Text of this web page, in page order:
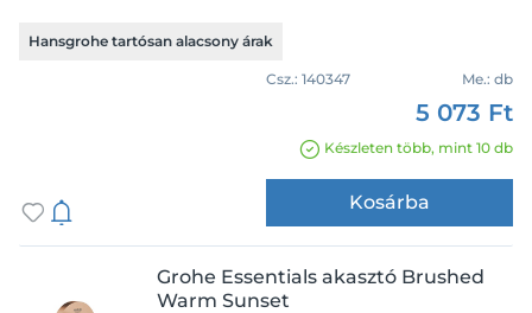
Hansgrohe tartósan alacsony árak
Csz.: 140347 Me.: db
5 073 Ft
Készleten több, mint 10 db
Kosárba
Grohe Essentials akasztó Brushed
Warm Sunset